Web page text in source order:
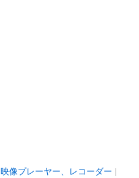
映像プレーヤー、レコーダー